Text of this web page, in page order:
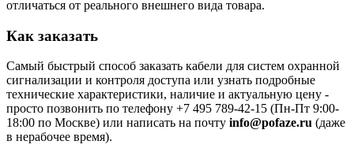
отличаться от реального внешнего вида товара.
Как заказать
Самый быстрый способ заказать кабели для систем охранной
сигнализации и контроля доступа или узнать подробные
технические характеристики, наличие и актуальную цену -
просто позвонить по телефону +7 495 789-42-15 (Пн-Пт 9:00-
18:00 по Москве) или написать на почту info@pofaze.ru (даже
в нерабочее время).